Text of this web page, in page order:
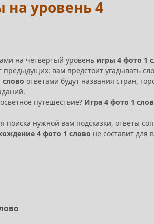
на уровень 4
на четвертый уровень игры 4 фото 1
предыдущих: вам предстоит угадывать
слово ответами будут названия стран,
путешествие? Игра 4 фото 1
нужной вам подсказки, ответы
4 фото 1 слово не составит для